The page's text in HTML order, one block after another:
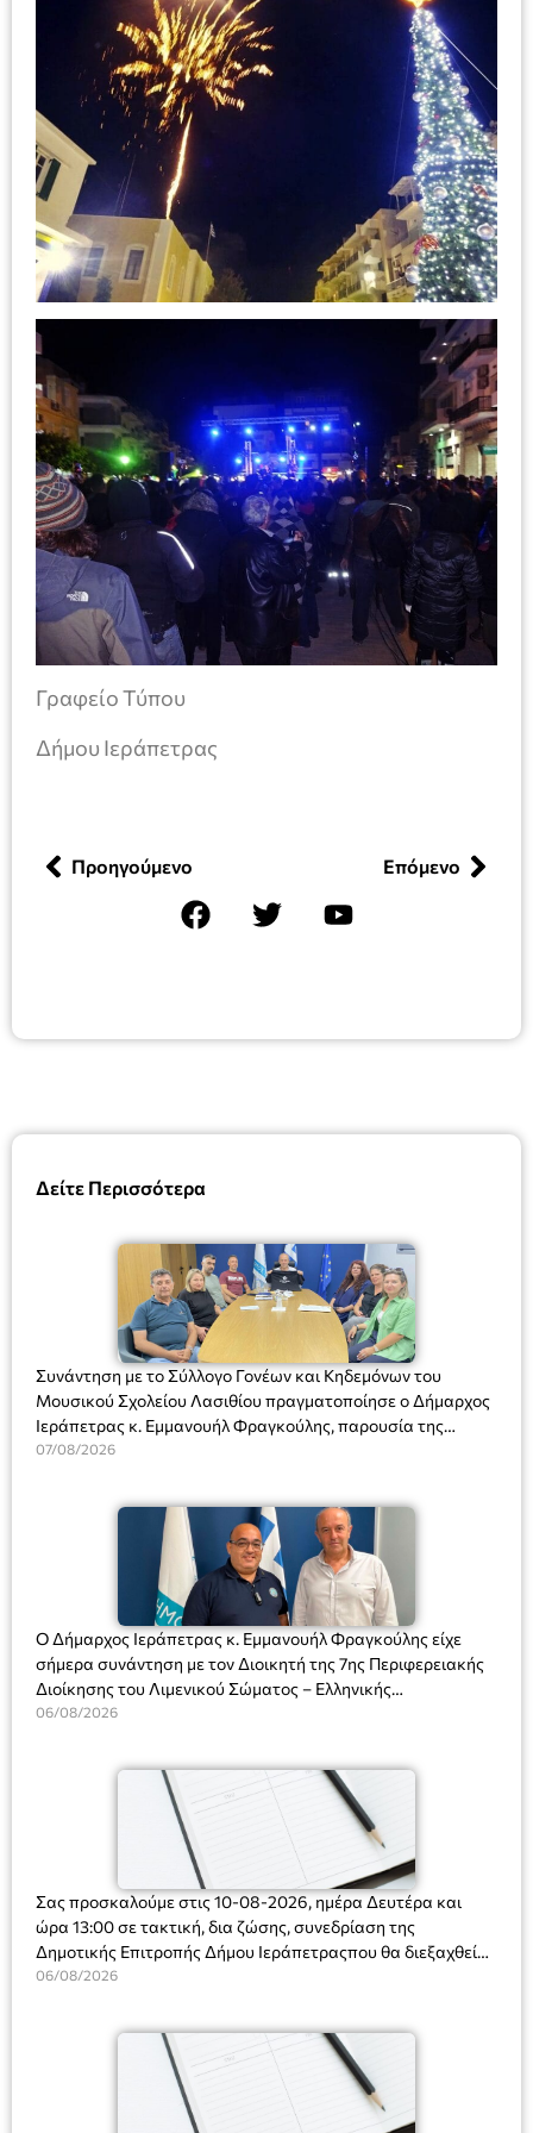
Δείτε Περισσότερα
Συνάντηση με το Σύλλογο Γονέων και Κηδεμόνων του
Μουσικού Σχολείου Λασιθίου πραγματοποίησε ο Δήμαρχος
Ιεράπετρας κ. Εμμανουήλ Φραγκούλης, παρουσία της
Διευθύντριας του σχολείου κας Μαριάννας Χαΐτα.
07/08/2026
Ο Δήμαρχος Ιεράπετρας κ. Εμμανουήλ Φραγκούλης είχε
σήμερα συνάντηση με τον Διοικητή της 7ης Περιφερειακής
Διοίκησης του Λιμενικού Σώματος – Ελληνικής
Ακτοφυλακής (Λ.Σ.-ΕΛ.ΑΚΤ.), Αρχιπλοίαρχο Λ.Σ. κ. Ιωάννη
06/08/2026
Σας προσκαλούμε στις 10-08-2026, ημέρα Δευτέρα και
ώρα 13:00 σε τακτική, δια ζώσης, συνεδρίαση της
Δημοτικής Επιτροπής Δήμου Ιεράπετραςπου θα διεξαχθεί
στο Δημοτικό Κατάστημα, Δημοκρατίας 31 στην αίθουσα
και λήψη αποφάσεων στα παρακάτω θέματα:
06/08/2026
Γραφείο Τύπου
Δήμου Ιεράπετρας
Προηγούμενο Επόμενο